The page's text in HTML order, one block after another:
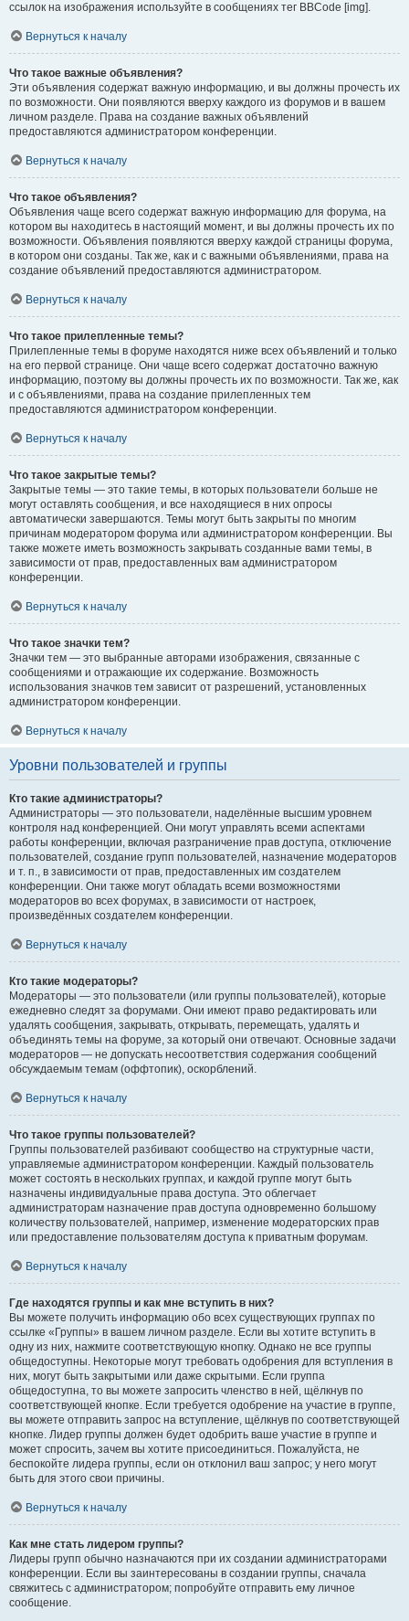
ссылок на изображения используйте в сообщениях тег BBCode [img].
Вернуться к началу
Что такое важные объявления?
Эти объявления содержат важную информацию, и вы должны прочесть их
по возможности. Они появляются вверху каждого из форумов и в вашем
личном разделе. Права на создание важных объявлений
предоставляются администратором конференции.
Вернуться к началу
Что такое объявления?
Объявления чаще всего содержат важную информацию для форума, на
котором вы находитесь в настоящий момент, и вы должны прочесть их по
возможности. Объявления появляются вверху каждой страницы форума,
в котором они созданы. Так же, как и с важными объявлениями, права на
создание объявлений предоставляются администратором.
Вернуться к началу
Что такое прилепленные темы?
Прилепленные темы в форуме находятся ниже всех объявлений и только
на его первой странице. Они чаще всего содержат достаточно важную
информацию, поэтому вы должны прочесть их по возможности. Так же, как
и с объявлениями, права на создание прилепленных тем
предоставляются администратором конференции.
Вернуться к началу
Что такое закрытые темы?
Закрытые темы — это такие темы, в которых пользователи больше не
могут оставлять сообщения, и все находящиеся в них опросы
автоматически завершаются. Темы могут быть закрыты по многим
причинам модератором форума или администратором конференции. Вы
также можете иметь возможность закрывать созданные вами темы, в
зависимости от прав, предоставленных вам администратором
конференции.
Вернуться к началу
Что такое значки тем?
Значки тем — это выбранные авторами изображения, связанные с
сообщениями и отражающие их содержание. Возможность
использования значков тем зависит от разрешений, установленных
администратором конференции.
Вернуться к началу
Уровни пользователей и группы
Кто такие администраторы?
Администраторы — это пользователи, наделённые высшим уровнем
контроля над конференцией. Они могут управлять всеми аспектами
работы конференции, включая разграничение прав доступа, отключение
пользователей, создание групп пользователей, назначение модераторов
и т. п., в зависимости от прав, предоставленных им создателем
конференции. Они также могут обладать всеми возможностями
модераторов во всех форумах, в зависимости от настроек,
произведённых создателем конференции.
Вернуться к началу
Кто такие модераторы?
Модераторы — это пользователи (или группы пользователей), которые
ежедневно следят за форумами. Они имеют право редактировать или
удалять сообщения, закрывать, открывать, перемещать, удалять и
объединять темы на форуме, за который они отвечают. Основные задачи
модераторов — не допускать несоответствия содержания сообщений
обсуждаемым темам (оффтопик), оскорблений.
Вернуться к началу
Что такое группы пользователей?
Группы пользователей разбивают сообщество на структурные части,
управляемые администратором конференции. Каждый пользователь
может состоять в нескольких группах, и каждой группе могут быть
назначены индивидуальные права доступа. Это облегчает
администраторам назначение прав доступа одновременно большому
количеству пользователей, например, изменение модераторских прав
или предоставление пользователям доступа к приватным форумам.
Вернуться к началу
Где находятся группы и как мне вступить в них?
Вы можете получить информацию обо всех существующих группах по
ссылке «Группы» в вашем личном разделе. Если вы хотите вступить в
одну из них, нажмите соответствующую кнопку. Однако не все группы
общедоступны. Некоторые могут требовать одобрения для вступления в
них, могут быть закрытыми или даже скрытыми. Если группа
общедоступна, то вы можете запросить членство в ней, щёлкнув по
соответствующей кнопке. Если требуется одобрение на участие в группе,
вы можете отправить запрос на вступление, щёлкнув по соответствующей
кнопке. Лидер группы должен будет одобрить ваше участие в группе и
может спросить, зачем вы хотите присоединиться. Пожалуйста, не
беспокойте лидера группы, если он отклонил ваш запрос; у него могут
быть для этого свои причины.
Вернуться к началу
Как мне стать лидером группы?
Лидеры групп обычно назначаются при их создании администраторами
конференции. Если вы заинтересованы в создании группы, сначала
свяжитесь с администратором; попробуйте отправить ему личное
сообщение.